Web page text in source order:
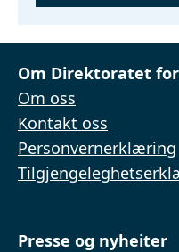
Om Direktoratet
Om oss
Kontakt oss
Personvernerklæring
Presse og nyheiter